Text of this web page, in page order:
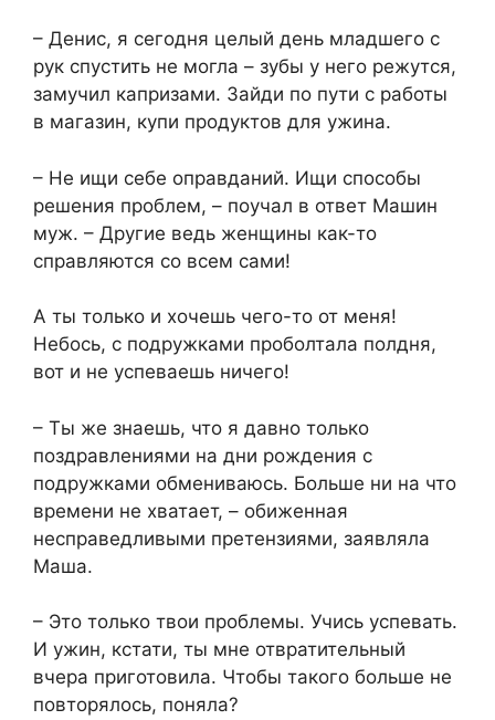
– Денис, я сегодня целый день младшего с
рук спустить не могла – зубы у него режутся,
замучил капризами. Зайди по пути с работы
в магазин, купи продуктов для ужина.
– Не ищи себе оправданий. Ищи способы
решения проблем, – поучал в ответ Машин
муж. – Другие ведь женщины как-то
справляются со всем сами!
А ты только и хочешь чего-то от меня!
Небось, с подружками проболтала полдня,
вот и не успеваешь ничего!
– Ты же знаешь, что я давно только
поздравлениями на дни рождения с
подружками обмениваюсь. Больше ни на что
времени не хватает, – обиженная
несправедливыми претензиями, заявляла
Маша.
– Это только твои проблемы. Учись успевать.
И ужин, кстати, ты мне отвратительный
вчера приготовила. Чтобы такого больше не
повторялось, поняла?